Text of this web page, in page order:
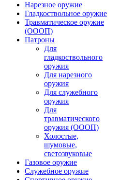
Нарезное оружие
Гладкоствольное оружие
Травматическое оружие
(ОООП)
Патроны
Для
гладкоствольного
оружия
Для нарезного
оружия
Для служебного
оружия
Для
травматического
оружия (ОООП)
Холостые,
шумовые,
светозвуковые
Газовое оружие
Служебное оружие